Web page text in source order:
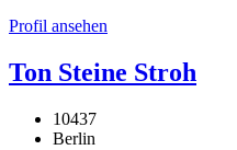
Profil ansehen
Ton Steine Stroh
10437
Berlin